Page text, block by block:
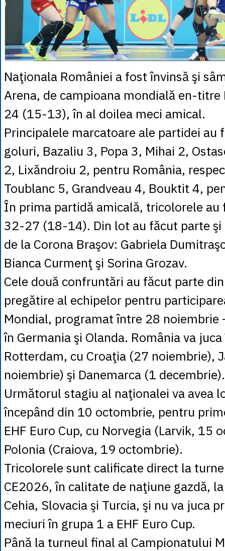
Naţionala României a fost învinsă şi
Arena, de campioana mondială en-
24 (15-13), în al doilea meci amical.
Principalele marcatoare ale partidei au
goluri, Bazaliu 3, Popa 3, Mihai 2,
2, Lixăndroiu 2, pentru România,
Toublanc 5, Grandveau 4, Bouktit 4,
În prima partidă amicală, tricolorele au
32-27 (18-14). Din lot au făcut parte
de la Corona Braşov: Gabriela
Bianca Curmenţ şi Sorina Grozav.
Cele două confruntări au făcut parte
pregătire al echipelor pentru
Mondial, programat între 28 noiembrie
în Germania şi Olanda. România va
Rotterdam, cu Croaţia (27 noiembrie),
noiembrie) şi Danemarca (1 decembrie).
Următorul stagiu al naţionalei va avea
începând din 10 octombrie, pentru
EHF Euro Cup, cu Norvegia (Larvik, 15
Polonia (Craiova, 19 octombrie).
Tricolorele sunt calificate direct la
CE2026, în calitate de naţiune gazdă,
Cehia, Slovacia şi Turcia, şi nu va juca
meciuri în grupa 1 a EHF Euro Cup.
Până la turneul final al Campionatului